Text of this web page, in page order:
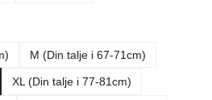
M (Din talje i 67-71cm)
XL (Din talje i 77-81cm)